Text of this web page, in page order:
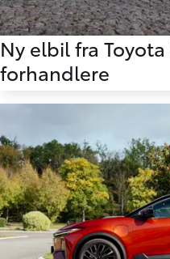
Ny elbil fra
forhandlere